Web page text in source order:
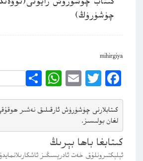
چۈشۈرۈڭ)
mihirgiya
Facebook
Twitter
Email
Share
كىتابلارنى چۈشۈرۈش ئارقىلىق نەشىر ھوقۇقى
لغان بولىسىز.
كىتابغا باھا بېرىڭ
ئېلېكتىرونلۇق خەت ئادرېسىڭىز